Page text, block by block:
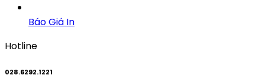
Báo Giá In
Hotline
028.6292.1221